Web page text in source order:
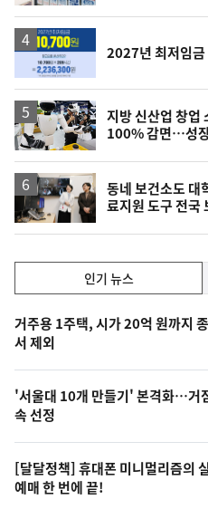
2027년 최저임
지방 신산업 창업
100% 감면…성
동네 보건소도
료지원 도구 전국
기,
최
신,
오
늘
의
영
상
인기 뉴스
기
뉴
스
거주용 1주택, 시가 20억 원까지
서 제외
'서울대 10개 만들기' 본격화…거
속 선정
[달달정책] 휴대폰 미니멀리즘의
예매 한 번에 끝!